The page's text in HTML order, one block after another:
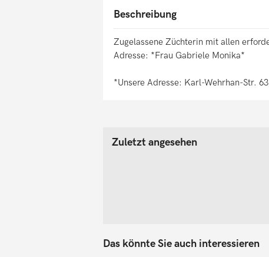
Beschreibung
Zugelassene Züchterin mit allen
Adresse: *Frau Gabriele Monika*
*Unsere Adresse: Karl-Wehrhan-Str.
Zuletzt angesehen
Das könnte Sie auch interessieren